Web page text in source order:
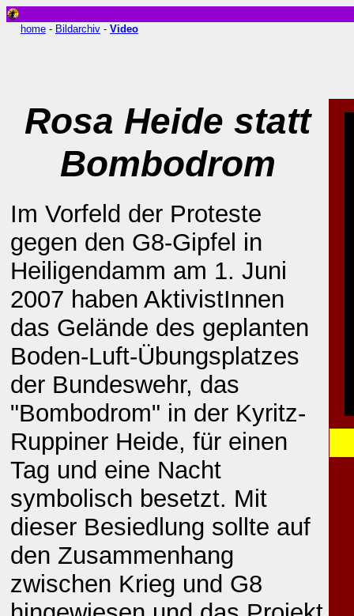
home - Bildarchiv - Video
Rosa Heide statt
Bombodrom
Im Vorfeld der Proteste
gegen den G8-Gipfel in
Heiligendamm am 1. Juni
2007 haben AktivistInnen
das Gelände des geplanten
Boden-Luft-Übungsplatzes
der Bundeswehr, das
"Bombodrom" in der Kyritz-
Ruppiner Heide, für einen
Tag und eine Nacht
symbolisch besetzt. Mit
dieser Besiedlung sollte auf
den Zusammenhang
zwischen Krieg und G8